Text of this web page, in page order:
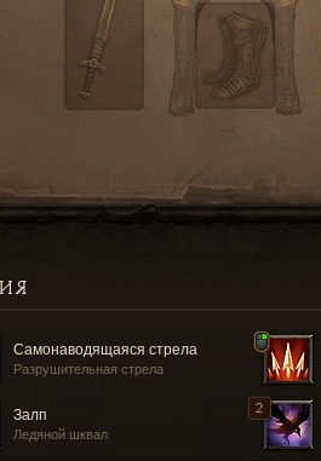
Самонаводящаяся стрела
Разрушительная стрела
Залп
Ледяной шквал